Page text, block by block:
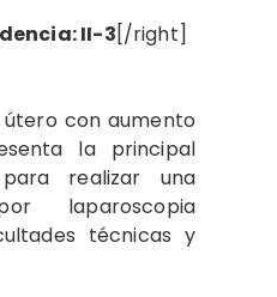
II-3[/right]
con aumento
la principal
realizar una
laparoscopia
técnicas y